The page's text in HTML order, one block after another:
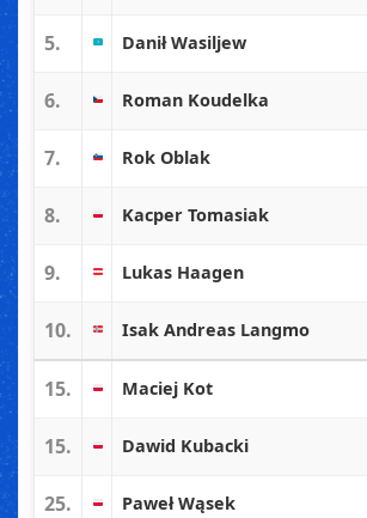
5. Danił Wasiljew
6. Roman Koudelka
7. Rok Oblak
8. Kacper Tomasiak
9. Lukas Haagen
10. Isak Andreas Langmo
15. Maciej Kot
15. Dawid Kubacki
25. Paweł Wąsek